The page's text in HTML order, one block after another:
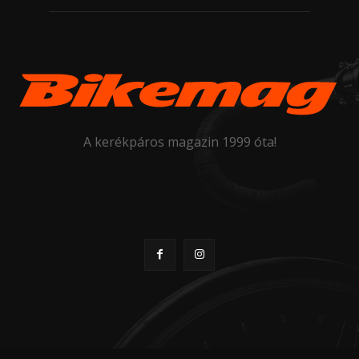
A kerékpáros magazin 1999 óta!